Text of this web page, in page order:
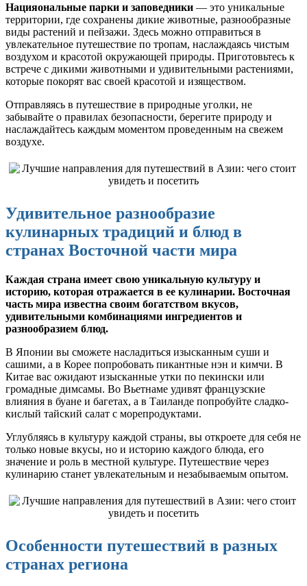
Нацияональные парки и заповедники — это уникальные
территории, где сохранены дикие животные, разнообразные
виды растений и пейзажи. Здесь можно отправиться в
увлекательное путешествие по тропам, наслаждаясь чистым
воздухом и красотой окружающей природы. Приготовьтесь к
встрече с дикими животными и удивительными растениями,
которые покорят вас своей красотой и изяществом.
Отправляясь в путешествие в природные уголки, не
забывайте о правилах безопасности, берегите природу и
наслаждайтесь каждым моментом проведенным на свежем
воздухе.
Удивительное разнообразие
кулинарных традиций и блюд в
странах Восточной части мира
Каждая страна имеет свою уникальную культуру и
историю, которая отражается в ее кулинарии. Восточная
часть мира известна своим богатством вкусов,
удивительными комбинациями ингредиентов и
разнообразием блюд.
В Японии вы сможете насладиться изысканным суши и
сашими, а в Корее попробовать пикантные нэн и кимчи. В
Китае вас ожидают изысканные утки по пекински или
громадные димсамы. Во Вьетнаме удивят французские
влияния в буане и багетах, а в Таиланде попробуйте сладко-
кислый тайский салат с морепродуктами.
Углубляясь в культуру каждой страны, вы откроете для себя не
только новые вкусы, но и историю каждого блюда, его
значение и роль в местной культуре. Путешествие через
кулинарию станет увлекательным и незабываемым опытом.
Особенности путешествий в разных
странах региона